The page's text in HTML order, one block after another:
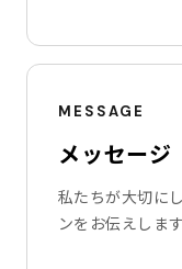
MESSAGE
メッセージ
私たちが大切に
ンをお伝えします